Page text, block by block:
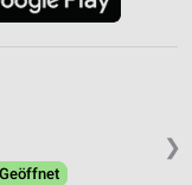
❯
Geöffnet